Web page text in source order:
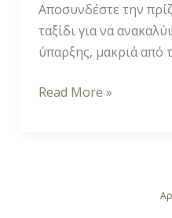
Αποσυνδέστε την
ταξίδι για να
ύπαρξης, μακριά από
Read More »